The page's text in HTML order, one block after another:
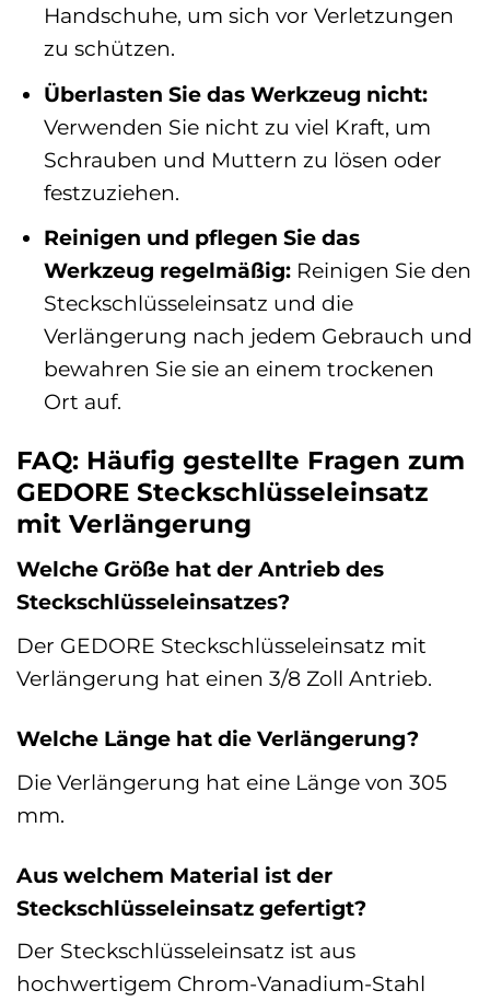
Handschuhe, um sich vor Verletzungen
zu schützen.
Überlasten Sie das Werkzeug nicht:
Verwenden Sie nicht zu viel Kraft, um
Schrauben und Muttern zu lösen oder
festzuziehen.
Reinigen und pflegen Sie das
Werkzeug regelmäßig:Reinigen Sie den
Steckschlüsseleinsatz und die
Verlängerung nach jedem Gebrauch und
bewahren Sie sie an einem trockenen
Ort auf.
FAQ: Häufig gestellte Fragen zum
GEDORE Steckschlüsseleinsatz
mit Verlängerung
Welche Größe hat der Antrieb des
Steckschlüsseleinsatzes?
Der GEDORE Steckschlüsseleinsatz mit
Verlängerung hat einen 3/8 Zoll Antrieb.
Welche Länge hat die Verlängerung?
Die Verlängerung hat eine Länge von 305
mm.
Aus welchem Material ist der
Steckschlüsseleinsatz gefertigt?
Der Steckschlüsseleinsatz ist aus
hochwertigem Chrom-Vanadium-Stahl